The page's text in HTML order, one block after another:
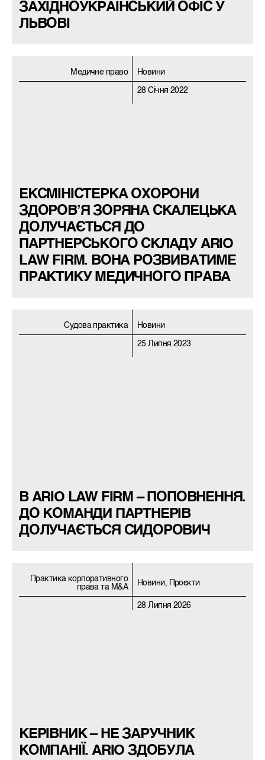
ЗАХІДНОУКРАЇНСЬКИЙ ОФІС У
ЛЬВОВІ
Медичне право Новини
28 Січня 2022
ЕКСМІНІСТЕРКА ОХОРОНИ
ЗДОРОВ’Я ЗОРЯНА СКАЛЕЦЬКА
ДОЛУЧАЄТЬСЯ ДО
ПАРТНЕРСЬКОГО СКЛАДУ ARIO
LAW FIRM. ВОНА РОЗВИВАТИМЕ
ПРАКТИКУ МЕДИЧНОГО ПРАВА
Судова практика Новини
25 Липня 2023
В ARIO LAW FIRM – ПОПОВНЕННЯ.
ДО КОМАНДИ ПАРТНЕРІВ
ДОЛУЧАЄТЬСЯ СИДОРОВИЧ
Практика корпоративного
права та M&A
Новини, Проєкти
28 Липня 2026
КЕРІВНИК – НЕ ЗАРУЧНИК
КОМПАНІЇ. ARIO ЗДОБУЛА